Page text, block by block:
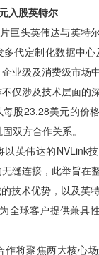
入股英特尔
巨头英伟达与英特
代定制化数据中
业级及消费级市场
仅涉及技术层面的
股23.28美元的价
双方合作关系。
英伟达的NVLink
缝连接，此举旨在
的技术优势，以及英
全球客户提供兼具
作将聚焦两大核心